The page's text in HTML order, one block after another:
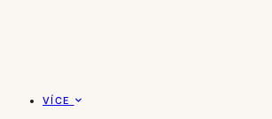
VÍCE